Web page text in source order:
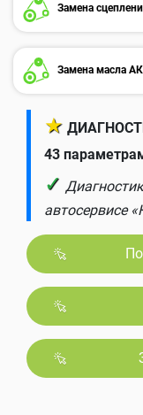
Замена
Замена масла
★
43
✓
автосервисе